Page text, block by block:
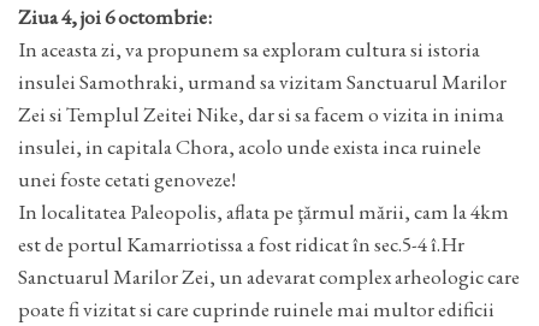
Ziua 4, joi 6 octombrie:
In aceasta zi, va propunem sa exploram cultura si istoria
insulei Samothraki, urmand sa vizitam Sanctuarul Marilor
Zei si Templul Zeitei Nike, dar si sa facem o vizita in inima
insulei, in capitala Chora, acolo unde exista inca ruinele
unei foste cetati genoveze!
In localitatea Paleopolis, aflata pe ţărmul mării, cam la 4km
est de portul Kamarriotissa a fost ridicat în sec.5-4 î.Hr
Sanctuarul Marilor Zei, un adevarat complex arheologic care
poate fi vizitat si care cuprinde ruinele mai multor edificii